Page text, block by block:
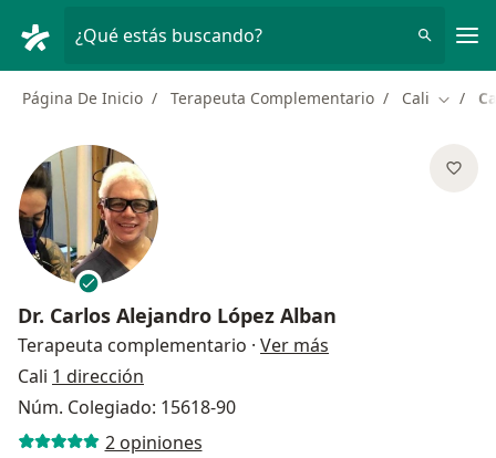
¿Qué estás buscando?
Página De Inicio Terapeuta Complementario Cali
Dr. Carlos Alejandro López Alban
Terapeuta complementario · Ver más
Cali 1 dirección
Núm. Colegiado: 15618-90
2 opiniones